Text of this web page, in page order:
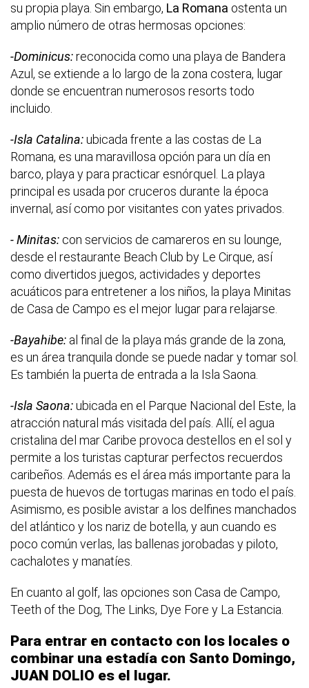
su propia playa. Sin embargo, La Romana ostenta un
amplio número de otras hermosas opciones:
-Dominicus:reconocida como una playa de Bandera
Azul, se extiende a lo largo de la zona costera, lugar
donde se encuentran numerosos resorts todo
incluido.
-Isla Catalina:ubicada frente a las costas de La
Romana, es una maravillosa opción para un día en
barco, playa y para practicar esnórquel. La playa
principal es usada por cruceros durante la época
invernal, así como por visitantes con yates privados.
- Minitas: con servicios de camareros en su lounge,
desde el restaurante Beach Club by Le Cirque, así
como divertidos juegos, actividades y deportes
acuáticos para entretener a los niños, la playa Minitas
de Casa de Campo es el mejor lugar para relajarse.
-Bayahibe: al final de la playa más grande de la zona,
es un área tranquila donde se puede nadar y tomar sol.
Es también la puerta de entrada a la Isla Saona.
-Isla Saona:ubicada en el Parque Nacional del Este, la
atracción natural más visitada del país. Allí, el agua
cristalina del mar Caribe provoca destellos en el sol y
permite a los turistas capturar perfectos recuerdos
caribeños. Además es el área más importante para la
puesta de huevos de tortugas marinas en todo el país.
Asimismo, es posible avistar a los delfines manchados
del atlántico y los nariz de botella, y aun cuando es
poco común verlas, las ballenas jorobadas y piloto,
cachalotes y manatíes.
En cuanto al golf, las opciones son Casa de Campo,
Teeth of the Dog, The Links, Dye Fore y La Estancia.
Para entrar en contacto con los locales o
combinar una estadía con Santo Domingo,
JUAN DOLIO es el lugar.